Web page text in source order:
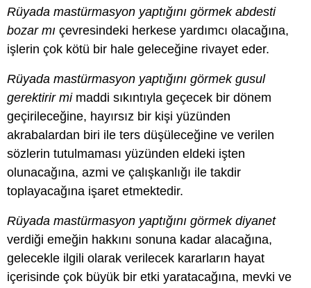
Rüyada mastürmasyon yaptığını görmek abdesti
bozar mı çevresindeki herkese yardımcı olacağına,
işlerin çok kötü bir hale geleceğine rivayet eder.
Rüyada mastürmasyon yaptığını görmek gusul
gerektirir mimaddi sıkıntıyla geçecek bir dönem
geçirileceğine, hayırsız bir kişi yüzünden
akrabalardan biri ile ters düşüleceğine ve verilen
sözlerin tutulmaması yüzünden eldeki işten
olunacağına, azmi ve çalışkanlığı ile takdir
toplayacağına işaret etmektedir.
Rüyada mastürmasyon yaptığını görmek diyanet
verdiği emeğin hakkını sonuna kadar alacağına,
gelecekle ilgili olarak verilecek kararların hayat
içerisinde çok büyük bir etki yaratacağına, mevki ve